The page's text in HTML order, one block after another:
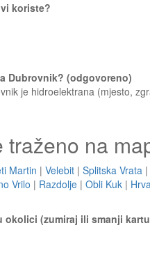
koriste?
Dubrovnik? (odgovoreno)
je hidroelektrana (mjesto,
traženo na
Martin | Velebit | Splitska Vrata |
Vrilo | Razdolje | Obli Kuk |
okolici (zumiraj ili smanji